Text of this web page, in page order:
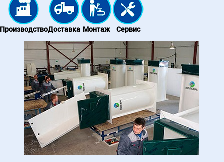
ПроизводствоДоставка Монтаж Сервис